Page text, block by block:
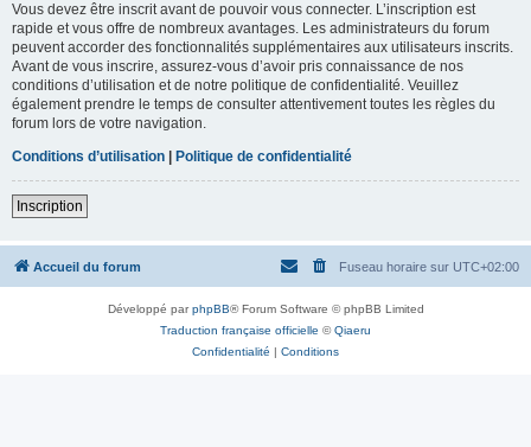
Vous devez être inscrit avant de pouvoir vous connecter. L’inscription est
rapide et vous offre de nombreux avantages. Les administrateurs du forum
peuvent accorder des fonctionnalités supplémentaires aux utilisateurs inscrits.
Avant de vous inscrire, assurez-vous d’avoir pris connaissance de nos
conditions d’utilisation et de notre politique de confidentialité. Veuillez
également prendre le temps de consulter attentivement toutes les règles du
forum lors de votre navigation.
Conditions d’utilisation
Politique de confidentialité
Inscription
Accueil du forum Fuseau horaire sur UTC+02:00
Développé parphpBB® Forum Software © phpBB Limited
Traduction française officielle ©Qiaeru
Confidentialité | Conditions